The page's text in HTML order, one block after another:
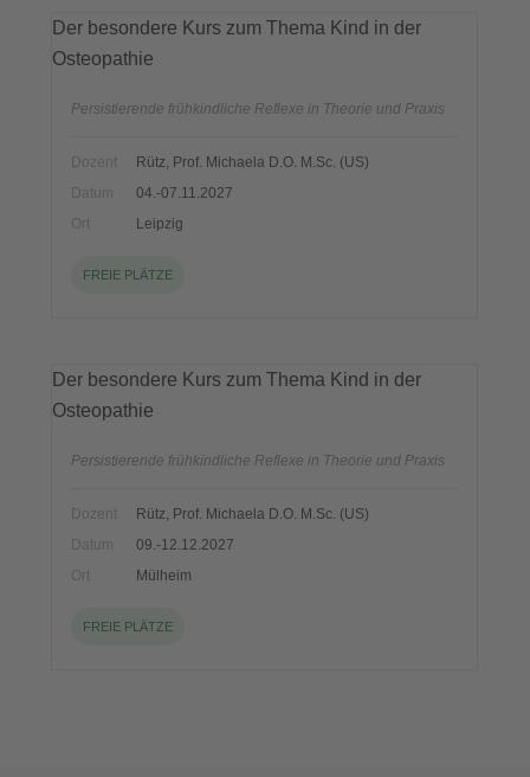
Der besondere Kurs zum Thema Kind in der
Osteopathie
Persistierende frühkindliche Reflexe in Theorie und Praxis
Dozent
Rütz, Prof. Michaela D.O. M.Sc. (US)
Datum
04.-07.11.2027
Ort
Leipzig
FREIE PLÄTZE
Der besondere Kurs zum Thema Kind in der
Osteopathie
Persistierende frühkindliche Reflexe in Theorie und Praxis
Dozent
Rütz, Prof. Michaela D.O. M.Sc. (US)
Datum
09.-12.12.2027
Ort
Mülheim
FREIE PLÄTZE